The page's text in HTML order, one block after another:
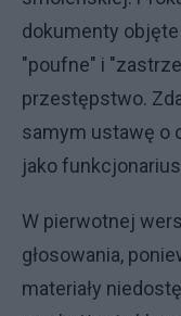
dokumenty
"poufne" i
przestępstwo.
samym ustawę o
jako
W pierwotnej
głosowania,
materiały